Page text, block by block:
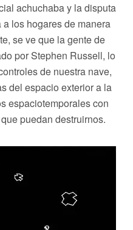
achuchaba y la disputa
los hogares de manera
se ve que la gente de
por Stephen Russell, lo
de nuestra nave,
del espacio exterior a la
espaciotemporales con
puedan destruirnos.